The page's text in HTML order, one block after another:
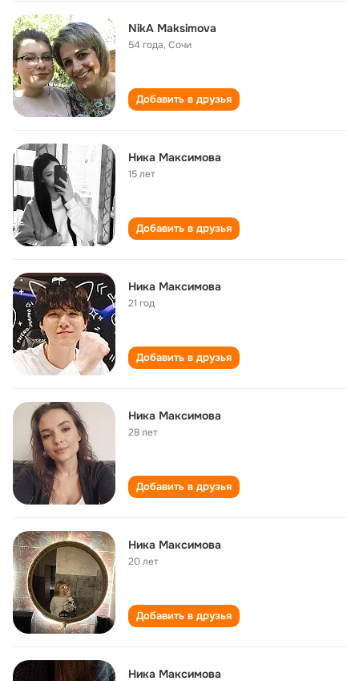
NikA Maksimova
54 года,Сочи
Добавить в друзья
Ника Максимова
15 лет
Добавить в друзья
Ника Максимова
21 год
Добавить в друзья
Ника Максимова
28 лет
Добавить в друзья
Ника Максимова
20 лет
Добавить в друзья
Ника Максимова